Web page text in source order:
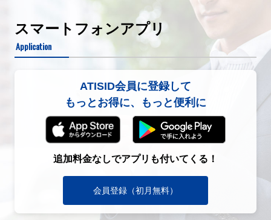
スマートフォンアプリ
Application
ATISID会員に登録して
もっとお得に、もっと便利に
追加料金なしでアプリも付いてくる！
会員登録（初月無料）